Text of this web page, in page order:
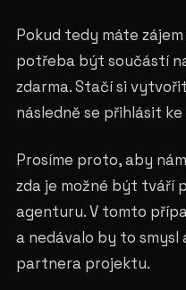
Pokud tedy máte
potřeba být součástí
zdarma. Stačí si
následně se přihlásit
Prosíme proto, aby
zda je možné být tváří
agenturu. V tomto
a nedávalo by to smysl
partnera projektu.